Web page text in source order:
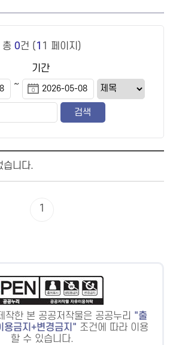
총 0건 ( 1 1 페이지)
기간
~
습니다.
1
작한 본 공공저작물은 공공누리
출
금지+변경금지
조건에 따라 이용
할 수 있습니다.